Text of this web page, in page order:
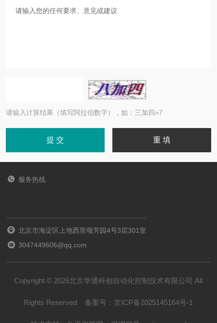
请输入计算结果（填写阿拉伯数字），如：三加四=7
服务热线
北京市海淀区上地西里颂芳园4号3层301室
3047449606@qq.com
Copyright © 2026北京华通科创自动化控制技术有限公司 All
Rights Reserved 备案号： 京ICP备2025145164号-1